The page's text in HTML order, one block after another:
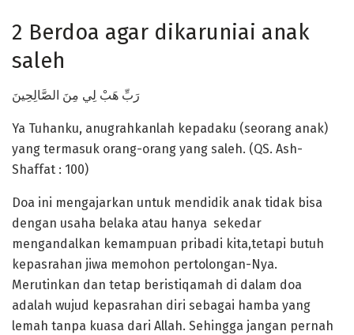
2 Berdoa agar dikaruniai anak
saleh
رَبِّ هَبْ لِي مِنَ الصَّالِحِينَ
Ya Tuhanku, anugrahkanlah kepadaku (seorang anak)
yang termasuk orang-orang yang saleh. (QS. Ash-
Shaffat : 100)
Doa ini mengajarkan untuk mendidik anak tidak bisa
dengan usaha belaka atau hanya sekedar
mengandalkan kemampuan pribadi kita,tetapi butuh
kepasrahan jiwa memohon pertolongan-Nya.
Merutinkan dan tetap beristiqamah di dalam doa
adalah wujud kepasrahan diri sebagai hamba yang
lemah tanpa kuasa dari Allah. Sehingga jangan pernah